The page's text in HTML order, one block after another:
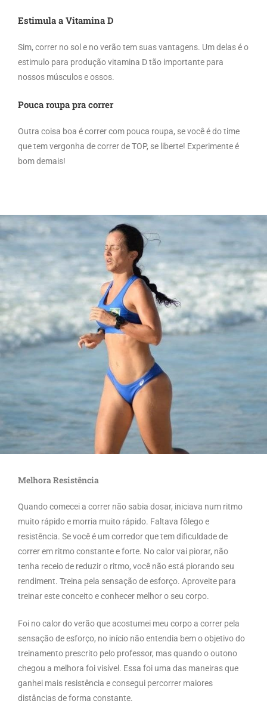
Estimula a Vitamina D
Sim, correr no sol e no verão tem suas vantagens. Um delas é o
estimulo para produção vitamina D tão importante para
nossos músculos e ossos.
Pouca roupa pra correr
Outra coisa boa é correr com pouca roupa, se você é do time
que tem vergonha de correr de TOP, se liberte! Experimente é
bom demais!
Melhora Resistência
Quando comecei a correr não sabia dosar, iniciava num ritmo
muito rápido e morria muito rápido. Faltava fôlego e
resistência. Se você é um corredor que tem dificuldade de
correr em ritmo constante e forte. No calor vai piorar, não
tenha receio de reduzir o ritmo, você não está piorando seu
rendiment. Treina pela sensação de esforço. Aproveite para
treinar este conceito e conhecer melhor o seu corpo.
Foi no calor do verão que acostumei meu corpo a correr pela
sensação de esforço, no início não entendia bem o objetivo do
treinamento prescrito pelo professor, mas quando o outono
chegou a melhora foi visível. Essa foi uma das maneiras que
ganhei mais resistência e consegui percorrer maiores
distâncias de forma constante.